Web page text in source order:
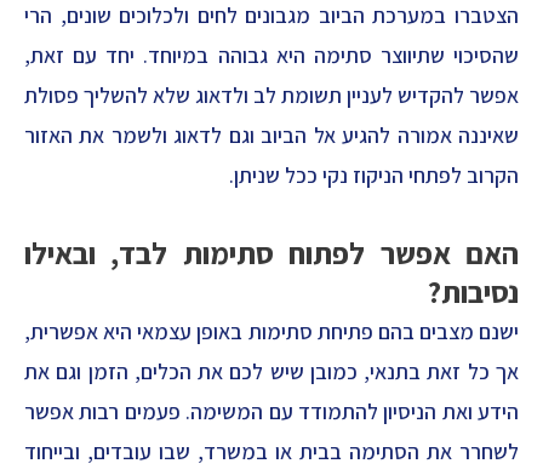
הצטברו במערכת הביוב מגבונים לחים ולכלוכים שונים, הרי
שהסיכוי שתיווצר סתימה היא גבוהה במיוחד. יחד עם זאת,
אפשר להקדיש לעניין תשומת לב ולדאוג שלא להשליך פסולת
שאיננה אמורה להגיע אל הביוב וגם לדאוג ולשמר את האזור
הקרוב לפתחי הניקוז נקי ככל שניתן.
האם אפשר לפתוח סתימות לבד, ובאילו
נסיבות?
ישנם מצבים בהם פתיחת סתימות באופן עצמאי היא אפשרית,
אך כל זאת בתנאי, כמובן שיש לכם את הכלים, הזמן וגם את
הידע ואת הניסיון להתמודד עם המשימה. פעמים רבות אפשר
לשחרר את הסתימה בבית או במשרד, שבו עובדים, ובייחוד